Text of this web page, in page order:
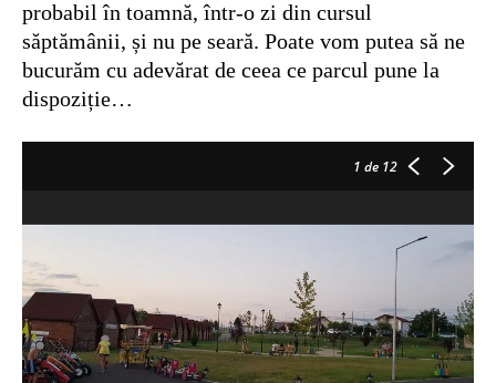
probabil în toamnă, într-o zi din cursul
săptămânii, și nu pe seară. Poate vom putea să ne
bucurăm cu adevărat de ceea ce parcul pune la
dispoziție…
1 de 12